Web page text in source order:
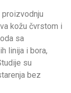
kožu čvrstom i
sa
linija i bora,
su
bez